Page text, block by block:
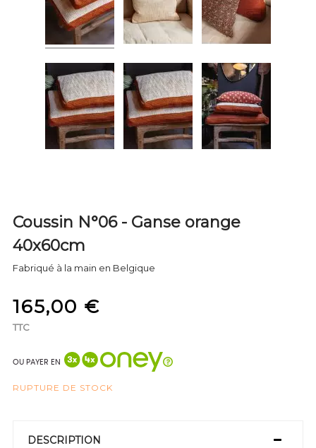
Coussin N°06 - Ganse orange
40x60cm
Fabriqué à la main en Belgique
165,00 €
TTC
OU PAYER EN
RUPTURE DE STOCK
DESCRIPTION